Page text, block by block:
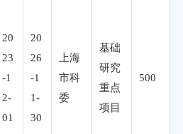
20
23
-1
2-
01
20
26
-1
1-
30
上海
市科
委
基础
研究
重点
项目
500